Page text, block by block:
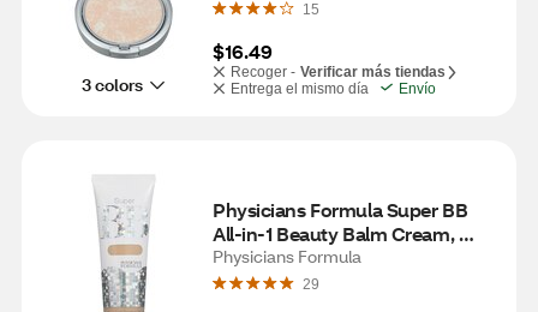
3 colors
15
$16.49
Recoger - Verificar más tiendas
Entrega el mismo día
Envío
Physicians Formula Super BB
All-in-1 Beauty Balm Cream,
Light/Medium
Physicians Formula
29